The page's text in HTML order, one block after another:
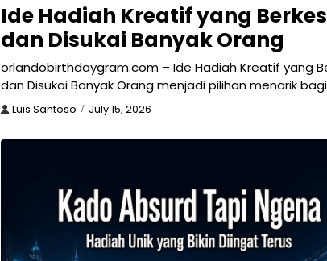
Ide Hadiah Kreatif yang
dan Disukai Banyak Orang
orlandobirthdaygram.com – Ide Hadiah Kreatif yang
dan Disukai Banyak Orang menjadi pilihan menarik
Luis Santoso July 15, 2026